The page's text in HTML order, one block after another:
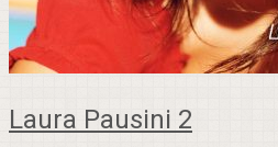
Laura Pausini 2